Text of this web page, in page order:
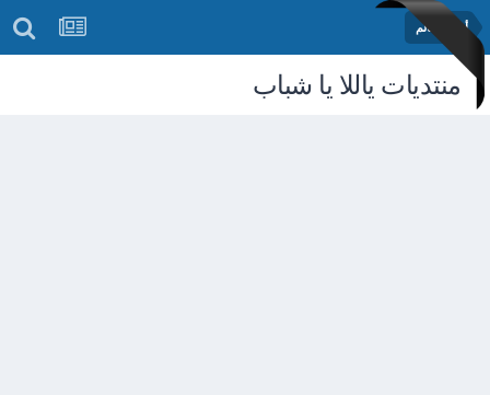
أخبار العالم
منتديات ياللا يا شباب